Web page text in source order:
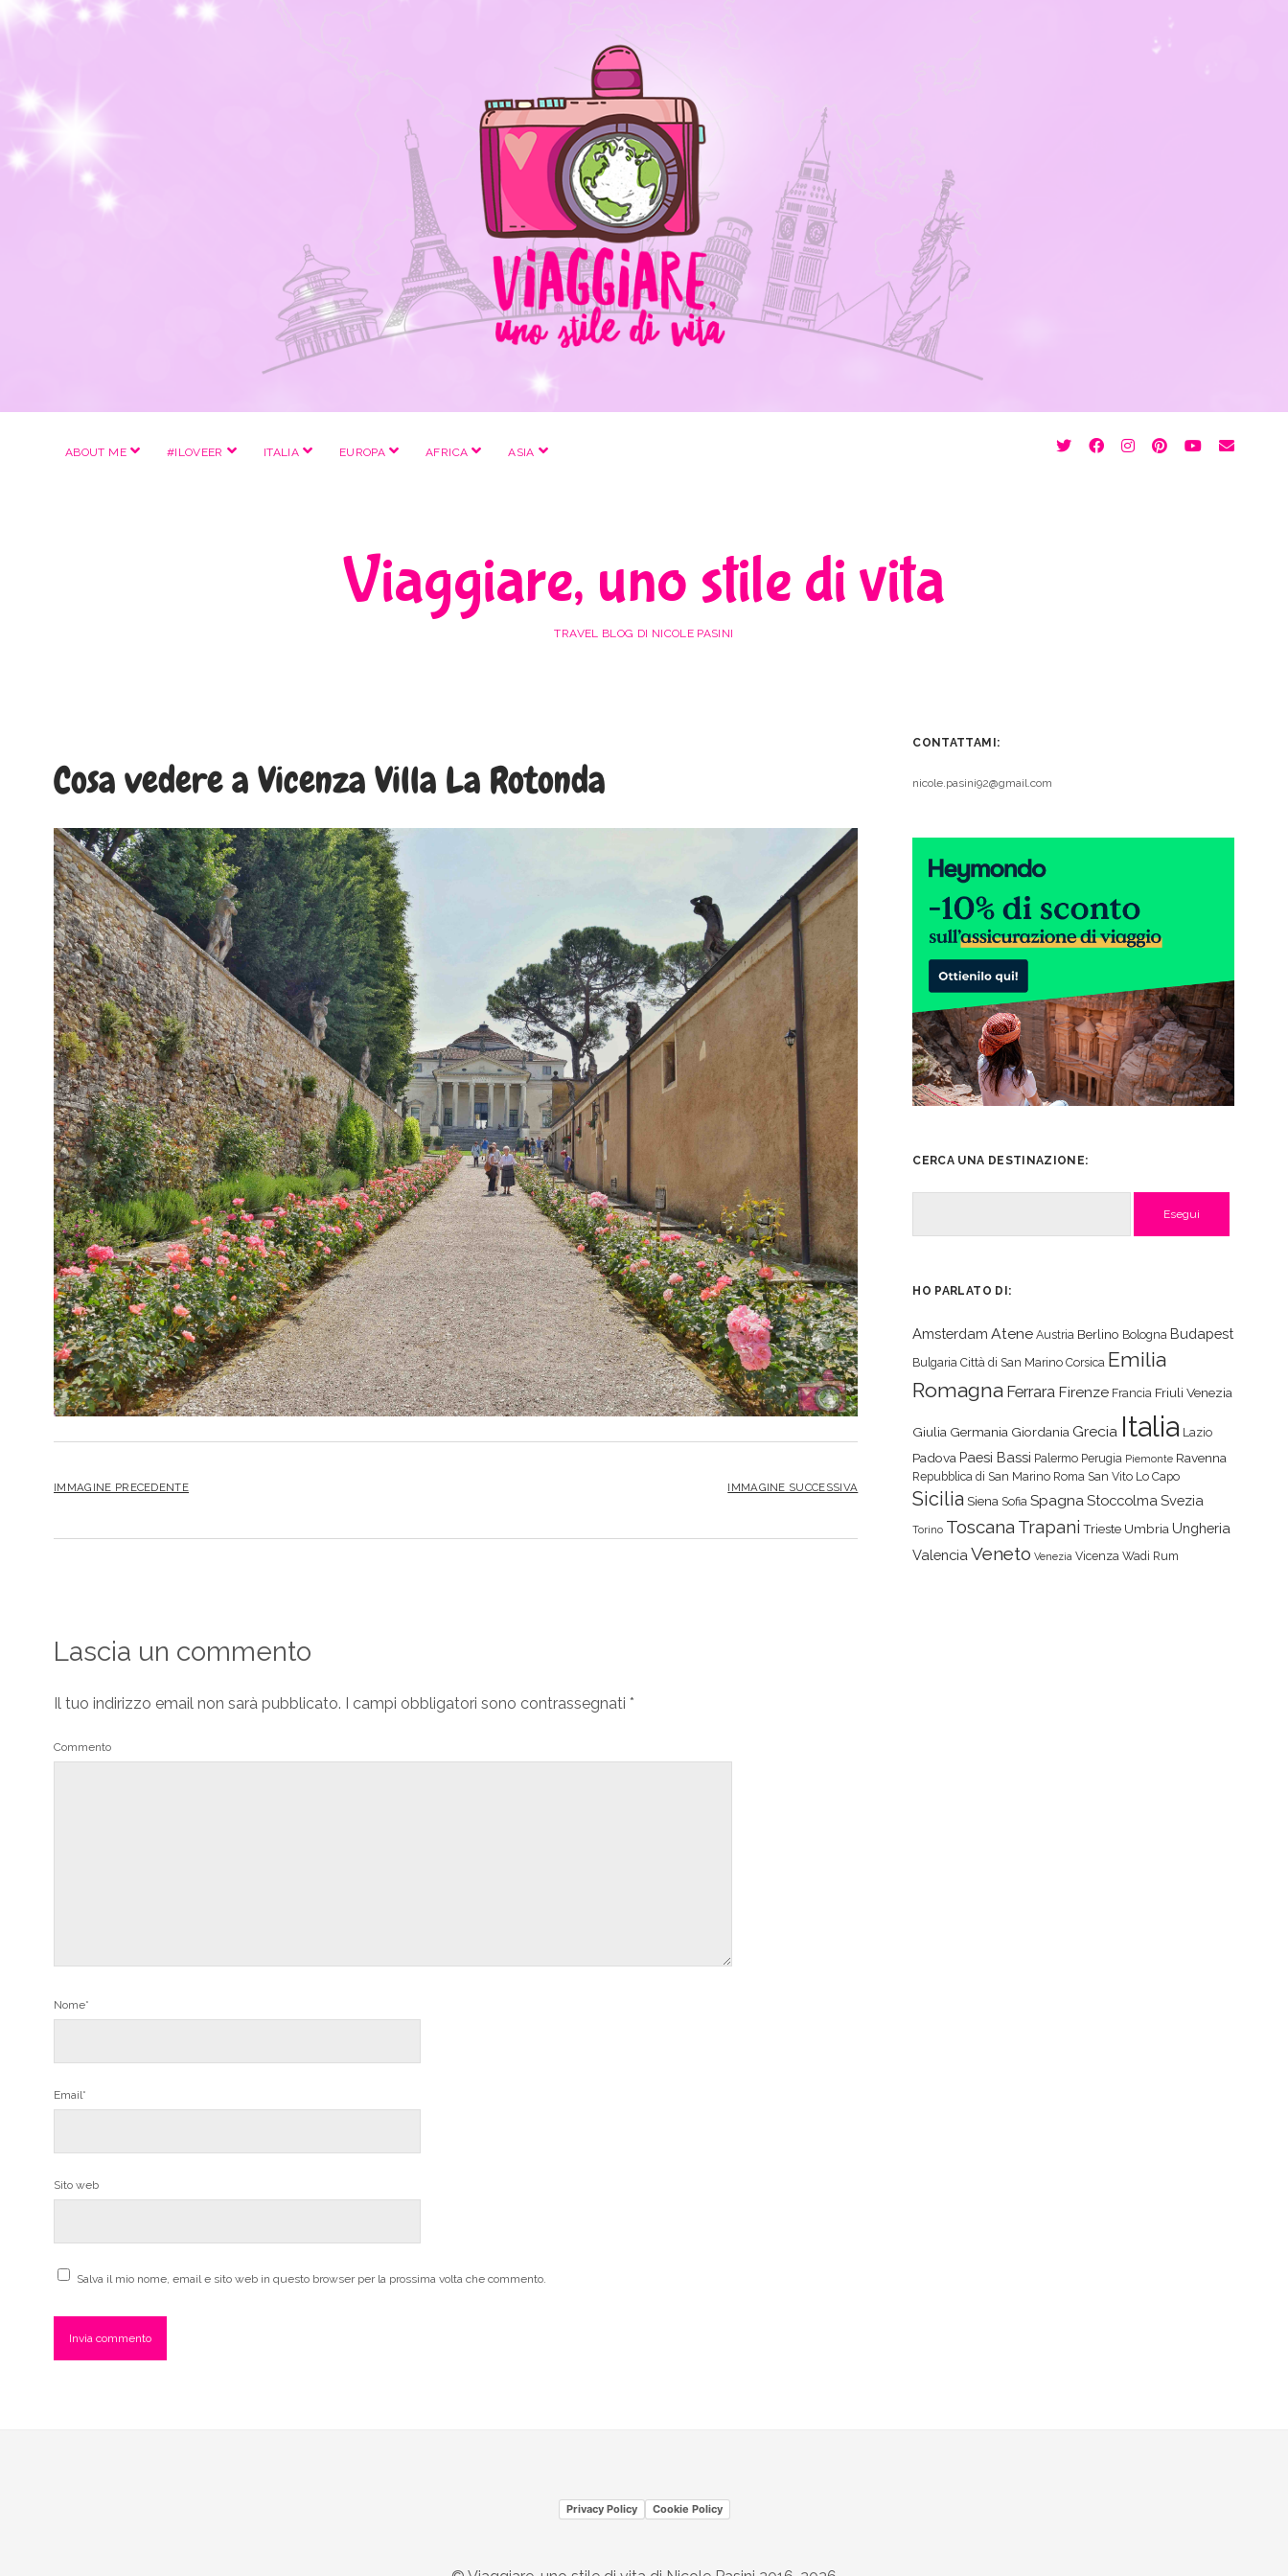
ABOUT ME apri
#ILOVEER apri
ITALIA apri
EUROPA apri
AFRICA apri
ASIA apri
twitterfacebookinstagram
pinterest
youtube
email
Viaggiare, uno stile di vita
TRAVEL BLOG DI NICOLE PASINI
Cosa vedere a Vicenza Villa La Rotonda
IMMAGINE PRECEDENTE IMMAGINE SUCCESSIVA
Lascia un commento
Il tuo indirizzo email non sarà pubblicato. I campi obbligatori sono contrassegnati *
Commento
Nome*
Email*
Sito web
Salva il mio nome, email e sito web in questo browser per la prossima volta che commento.
CONTATTAMI:
nicole.pasini92@gmail.com
CERCA UNA DESTINAZIONE:
HO PARLATO DI:
Amsterdam Atene Austria Berlino Bologna Budapest
Bulgaria Città di San Marino Corsica Emilia
Romagna Ferrara Firenze Francia Friuli Venezia
Giulia Germania Giordania Grecia Italia Lazio
Padova Paesi Bassi Palermo Perugia Piemonte Ravenna
Repubblica di San Marino Roma San Vito Lo Capo
Sicilia Siena Sofia SpagnaStoccolma Svezia
Torino Toscana Trapani Trieste Umbria Ungheria
Valencia Veneto Venezia Vicenza Wadi Rum
Privacy Policy Cookie Policy